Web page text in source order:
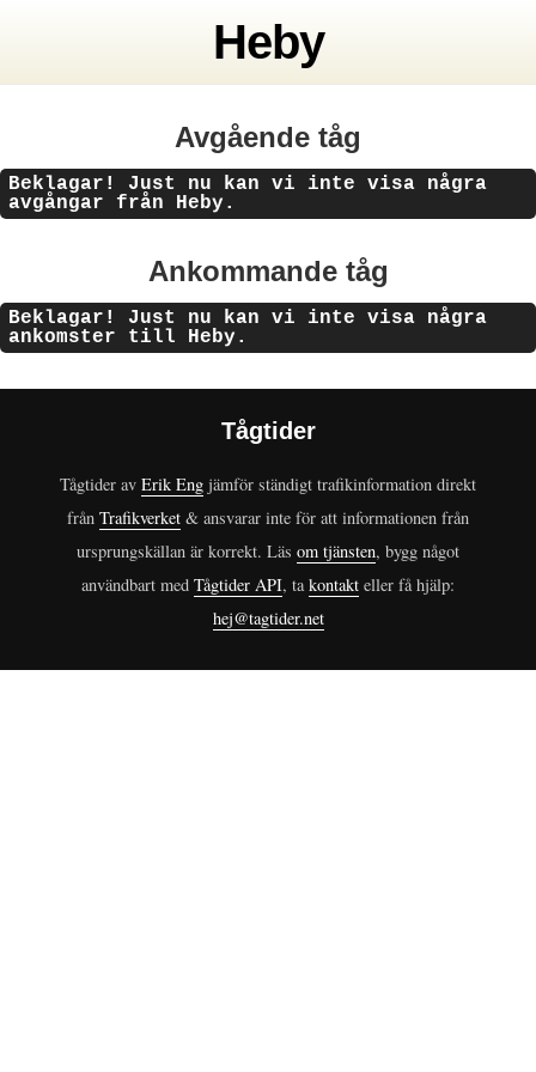
Heby
Avgående tåg
Beklagar! Just nu kan vi inte visa några
avgångar från Heby.
Ankommande tåg
Beklagar! Just nu kan vi inte visa några
ankomster till Heby.
Tågtider
Tågtider av Erik Eng jämför ständigt trafikinformation direkt
från Trafikverket & ansvarar inte för att informationen från
ursprungskällan är korrekt. Läs om tjänsten, bygg något
användbart med Tågtider API, takontakt eller få hjälp:
hej@tagtider.net